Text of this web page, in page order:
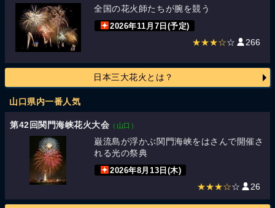
全国の花火師たちが腕を競う
2026年11月7日(予定)
★★★☆☆ 266
日本三大花火とは？
山口県内一番人気
第42回関門海峡花火大会 （山口）
巌流島が浮かぶ関門海峡をはさんで開催さ
れる光の祭典
2026年8月13日(木)
★★★☆☆ 26